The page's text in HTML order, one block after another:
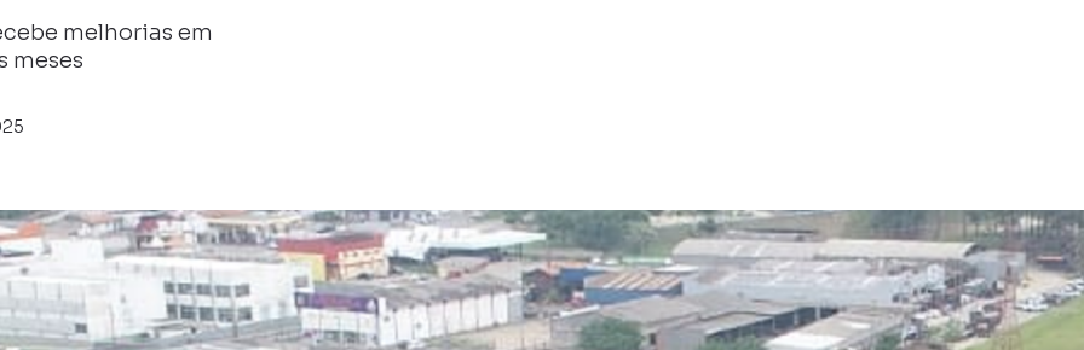
melhorias em
meses